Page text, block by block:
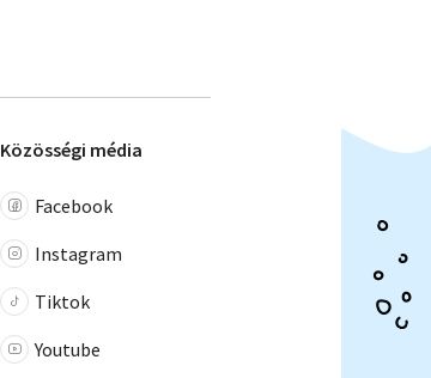
Közösségi média
Facebook
Instagram
Tiktok
Youtube